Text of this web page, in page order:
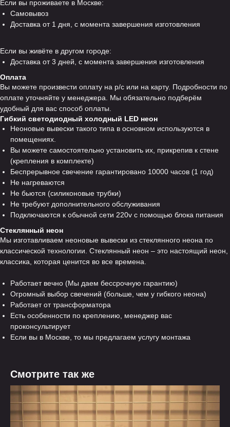
Если вы проживаете в Москве:
Самовывоз
Доставка от 1 дня, с момента завершения изготовления
Если вы живёте в другом городе:
Доставка от 3 дней, с момента завершения изготовления
Оплата
Вы можете произвести оплату на р/с или на карту. Подробности по
оплате уточняйте у менеджера. Мы обязательно подберём
удобный для вас способ оплаты.
Гибкий светодиодный холодный LED неон
Неоновые вывески такого типа в основном используются в
помещениях.
Вы можете самостоятельно установить их, прикрепив к стене
(крепления в комплекте)
Беспрерывное свечение гарантировано 10000 часов (1 год)
Не нагреваются
Не бьются (силиконовые трубки)
Не требуют дополнительного обслуживания
Подключаются к обычной сети 220v с помощью блока питания
Стеклянный неон
Мы изготавливаем неоновые вывески из стеклянного неона по
классической технологии. Стеклянный неон – это настоящий неон,
классика, которая ценится во все времена.
Работает вечно (Мы даем бессрочную гарантию)
Огромный выбор свечений (больше, чем у гибкого неона)
Работает от трансформатора
Есть особенности по креплению, менеджер вас
проконсультирует
Если вы в Москве, то мы предлагаем услугу монтажа
Смотрите так же